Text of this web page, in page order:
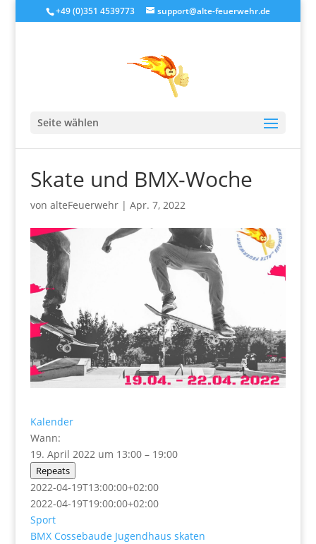
+49 (0)351 4539773 support@alte-feuerwehr.de
Seite wählen
Skate und BMX-Woche
von alteFeuerwehr| Apr. 7, 2022
Kalender
Wann:
19. April 2022 um 13:00 – 19:00
Repeats
2022-04-19T13:00:00+02:00
2022-04-19T19:00:00+02:00
Sport
BMX Cossebaude Jugendhaus skaten